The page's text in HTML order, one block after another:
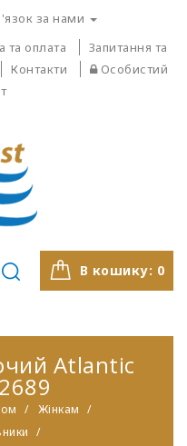
за нами
та оплата
Запитання та
Контакти
Особистий
В кошику: 0
Atlantic
Жінкам